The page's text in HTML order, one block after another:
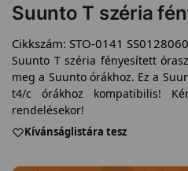
Suunto T széria
Cikkszám: STO-0141
Suunto T széria fényesített
meg a Suunto órákhoz. Ez a
t4/c órákhoz kompatibilis!
rendelésekor!
Kívánságlistára tesz